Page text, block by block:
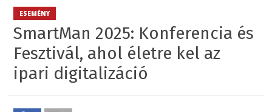
ESEMÉNY
SmartMan 2025: Konferencia és
Fesztivál, ahol életre kel az
ipari digitalizáció